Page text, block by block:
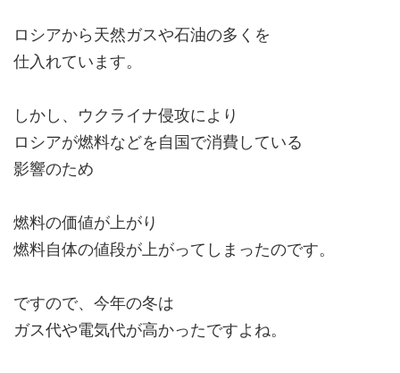
ロシアから天然ガスや石油の多くを
仕入れています。
しかし、ウクライナ侵攻により
ロシアが燃料などを自国で消費している
影響のため
燃料の価値が上がり
燃料自体の値段が上がってしまったのです。
ですので、今年の冬は
ガス代や電気代が高かったですよね。